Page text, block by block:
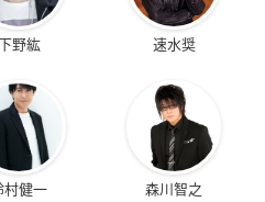
野紘 速水奨
村健一 森川智之